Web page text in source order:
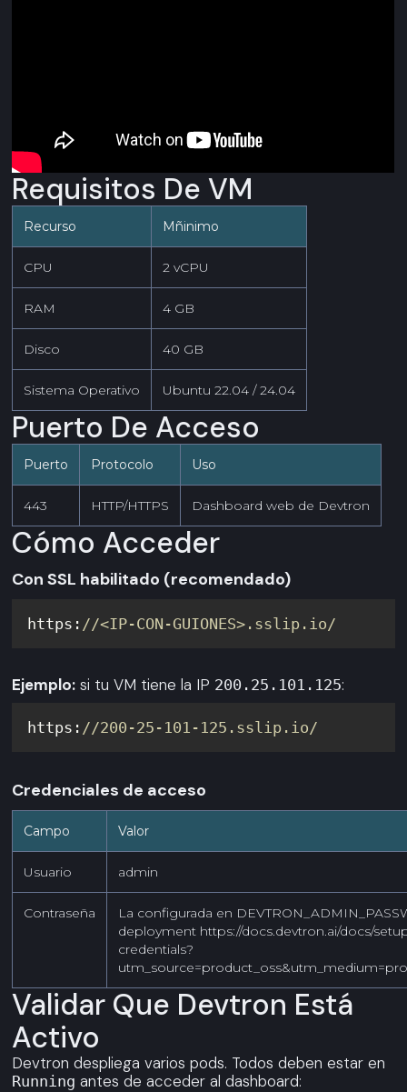
Requisitos De VM
Recurso Mñinimo
CPU 2 vCPU
RAM 4 GB
Disco 40 GB
Sistema Operativo Ubuntu 22.04 / 24.04
Puerto De Acceso
Puerto Protocolo Uso
443 HTTP/HTTPS Dashboard web de Devtron
Cómo Acceder
Con SSL habilitado (recomendado)
https: //<IP-CON-GUIONES>.sslip.io/
Ejemplo: si tu VM tiene la IP 200.25.101.125:
https: //200-25-101-125.sslip.io/
Credenciales de acceso
Campo Valor
Usuario admin
Contraseña
La configurada en
deployment https://docs.devtron.ai/docs/
credentials?
Validar Que Devtron Está
Activo
Devtron despliega varios pods. Todos deben estar en
Running antes de acceder al dashboard: